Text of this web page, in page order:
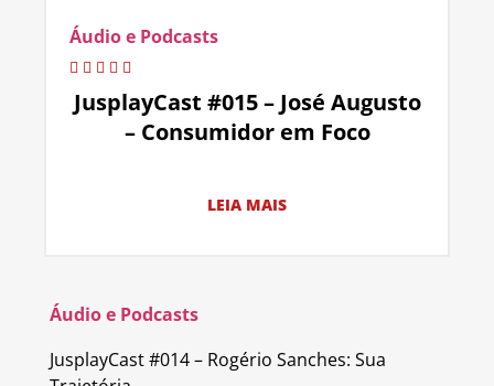
Áudio e Podcasts
JusplayCast #015 – José Augusto
– Consumidor em Foco
LEIA MAIS
Áudio e Podcasts
JusplayCast #014 – Rogério Sanches: Sua